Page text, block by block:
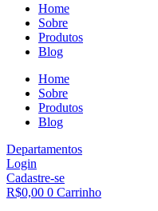
Home
Sobre
Produtos
Blog
Home
Sobre
Produtos
Blog
Departamentos
Login
Cadastre-se
R$0,00 0 Carrinho